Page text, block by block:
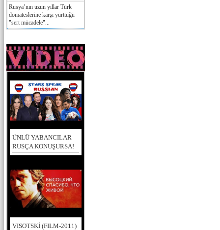
Rusya’nın uzun yıllar Türk
domateslerine karşı yürttüğü
"sert mücadele"...
ÜNLÜ YABANCILAR
RUSÇA KONUŞURSA!
VISOTSKİ (FILM-2011)